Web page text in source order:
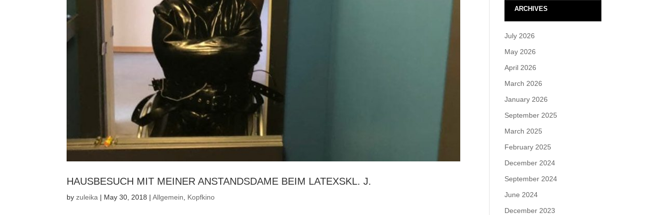
HAUSBESUCH MIT MEINER ANSTANDSDAME BEIM LATEXSKL. J.
byzuleika | May 30, 2018 |Allgemein Kopfkino
ARCHIVES
July 2026
May 2026
April 2026
March 2026
January 2026
September 2025
March 2025
February 2025
December 2024
September 2024
June 2024
December 2023